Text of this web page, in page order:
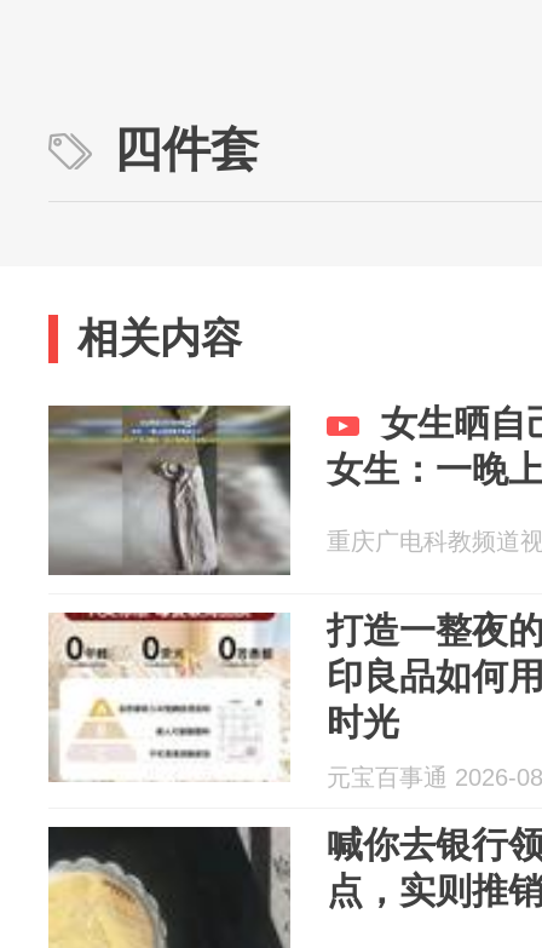
四件套
相关内容
女生晒自
女生：一晚
重庆广电科教频道
打造一整夜
印良品如何
时光
元宝百事通 2026-
喊你去银行
点，实则推